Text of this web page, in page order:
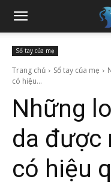
Sổ tay của mẹ
Trang chủ Sổ tay của mẹ
có hiệu...
Những
da được
có hiệu